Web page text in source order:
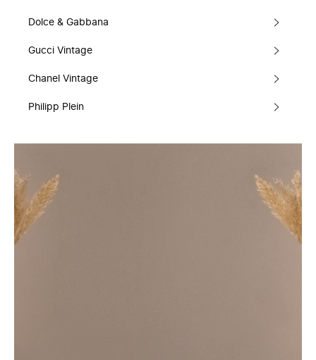
Dolce & Gabbana
Gucci Vintage
Chanel Vintage
Philipp Plein